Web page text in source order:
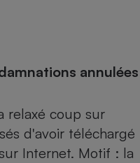
annulées
relaxé coup sur
d'avoir téléchargé
Internet. Motif : la